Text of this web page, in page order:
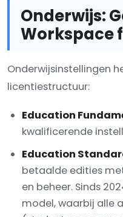
Onderwijs:
Workspace
Onderwijsinstellingen
licentiestructuur:
Education
kwalificerende
Education
betaalde edities
en beheer. Sinds
model, waarbij alle